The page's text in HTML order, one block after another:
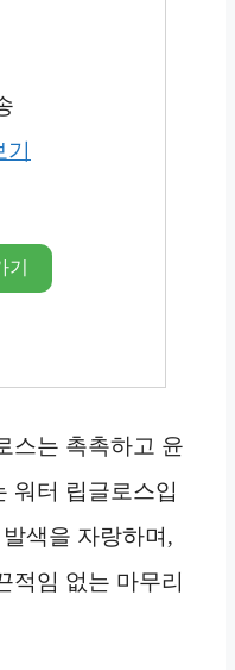
기
스는 촉촉하고 윤
워터 립글로스입
색을 자랑하며,
적임 없는 마무리